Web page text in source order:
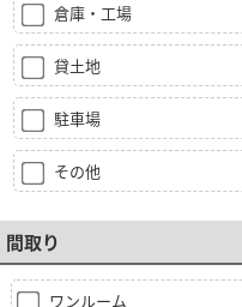
倉庫・工場
貸土地
駐車場
その他
間取り
ワンルーム